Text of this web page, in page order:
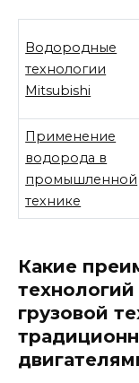
Водородные
технологии
Mitsubishi
Применение
водорода в
промышленной
технике
Какие
грузовой